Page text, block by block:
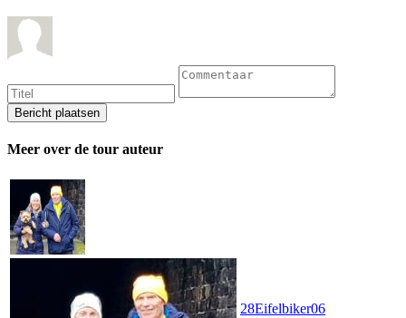
Meer over de tour auteur
28Eifelbiker06